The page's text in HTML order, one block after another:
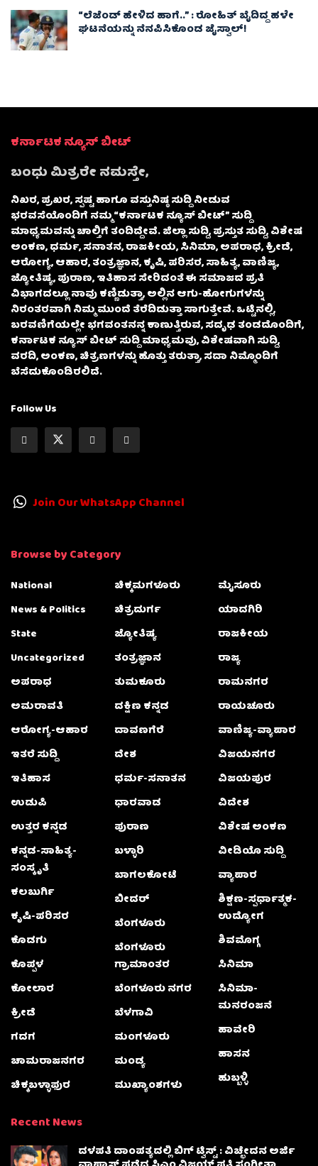
“ಲೆಜೆಂಡ್ ಹೇಳಿದ ಹಾಗೆ..” : ರೋಹಿತ್ ಬೈದಿದ್ದ ಹಳೇ
ಘಟನೆಯನ್ನು ನೆನಪಿಸಿಕೊಂಡ ಜೈಸ್ವಾಲ್!
ಕರ್ನಾಟಕ ನ್ಯೂಸ್ ಬೀಟ್
ಬಂಧು ಮಿತ್ರರೇ ನಮಸ್ತೇ,
ನಿಖರ, ಪ್ರಖರ, ಸ್ಪಷ್ಟ ಹಾಗೂ ವಸ್ತುನಿಷ್ಠ ಸುದ್ದಿ ನೀಡುವ
ಭರವಸೆಯೊಂದಿಗೆ ನಮ್ಮ “ಕರ್ನಾಟಕ ನ್ಯೂಸ್ ಬೀಟ್” ಸುದ್ದಿ
ಮಾಧ್ಯಮವನ್ನು ಚಾಲ್ತಿಗೆ ತಂದಿದ್ದೇವೆ. ಜಿಲ್ಲಾ ಸುದ್ದಿ, ಪ್ರಸ್ತುತ ಸುದ್ದಿ, ವಿಶೇಷ
ಅಂಕಣ, ಧರ್ಮ, ಸನಾತನ, ರಾಜಕೀಯ, ಸಿನಿಮಾ, ಅಪರಾಧ, ಕ್ರೀಡೆ,
ಆರೋಗ್ಯ, ಆಹಾರ, ತಂತ್ರಜ್ಞಾನ, ಕೃಷಿ, ಪರಿಸರ, ಸಾಹಿತ್ಯ, ವಾಣಿಜ್ಯ,
ಜ್ಯೋತಿಷ್ಯ, ಪುರಾಣ, ಇತಿಹಾಸ ಸೇರಿದಂತೆ ಈ ಸಮಾಜದ ಪ್ರತಿ
ವಿಭಾಗದಲ್ಲೂ ನಾವು ಕಣ್ಣಿಡುತ್ತಾ, ಅಲ್ಲಿನ ಆಗು-ಹೋಗುಗಳನ್ನು
ನಿರಂತರವಾಗಿ ನಿಮ್ಮ ಮುಂದೆ ತೆರೆದಿಡುತ್ತಾ ಸಾಗುತ್ತೇವೆ. ಒಟ್ಟಿನಲ್ಲಿ,
ಬರವಣಿಗೆಯಲ್ಲೇ ಭಗವಂತನನ್ನ ಕಾಣುತ್ತಿರುವ, ಸದೃಢ ತಂಡದೊಂದಿಗೆ,
ಕರ್ನಾಟಕ ನ್ಯೂಸ್ ಬೀಟ್ ಸುದ್ದಿ ಮಾಧ್ಯಮವು, ವಿಶೇಷವಾಗಿ ಸುದ್ದಿ,
ವರದಿ, ಅಂಕಣ, ಚಿತ್ರಣಗಳನ್ನು ಹೊತ್ತು ತರುತ್ತಾ, ಸದಾ ನಿಮ್ಮೊಂದಿಗೆ
ಬೆಸೆದುಕೊಂಡಿರಲಿದೆ.
Follow Us
Join Our WhatsApp Channel
Browse by Category
National
News & Politics
State
Uncategorized
ಅಪರಾಧ
ಅಮರಾವತಿ
ಆರೋಗ್ಯ-ಆಹಾರ
ಇತರೆ ಸುದ್ದಿ
ಇತಿಹಾಸ
ಉಡುಪಿ
ಉತ್ತರ ಕನ್ನಡ
ಕನ್ನಡ-ಸಾಹಿತ್ಯ-
ಸಂಸ್ಕೃತಿ
ಕಲಬುರ್ಗಿ
ಕೃಷಿ-ಪರಿಸರ
ಕೊಡಗು
ಕೊಪ್ಪಳ
ಕೋಲಾರ
ಕ್ರೀಡೆ
ಗದಗ
ಚಾಮರಾಜನಗರ
ಚಿಕ್ಕಬಳ್ಳಾಫುರ
ಚಿಕ್ಕಮಗಳೂರು
ಚಿತ್ರದುರ್ಗ
ಜ್ಯೋತಿಷ್ಯ
ತಂತ್ರಜ್ಞಾನ
ತುಮಕೂರು
ದಕ್ಷಿಣ ಕನ್ನಡ
ದಾವಣಗೆರೆ
ದೇಶ
ಧರ್ಮ-ಸನಾತನ
ಧಾರವಾಡ
ಪುರಾಣ
ಬಳ್ಳಾರಿ
ಬಾಗಲಕೋಟೆ
ಬೀದರ್
ಬೆಂಗಳೂರು
ಬೆಂಗಳೂರು
ಗ್ರಾಮಾಂತರ
ಬೆಂಗಳೂರು ನಗರ
ಬೆಳಗಾವಿ
ಮಂಗಳೂರು
ಮಂಡ್ಯ
ಮುಖ್ಯಾಂಶಗಳು
ಮೈಸೂರು
ಯಾದಗಿರಿ
ರಾಜಕೀಯ
ರಾಜ್ಯ
ರಾಮನಗರ
ರಾಯಚೂರು
ವಾಣಿಜ್ಯ-ವ್ಯಾಪಾರ
ವಿಜಯನಗರ
ವಿಜಯಪುರ
ವಿದೇಶ
ವಿಶೇಷ ಅಂಕಣ
ವೀಡಿಯೊ ಸುದ್ದಿ
ವ್ಯಾಪಾರ
ಶಿಕ್ಷಣ-ಸ್ಪರ್ಧಾತ್ಮಕ-
ಉದ್ಯೋಗ
ಶಿವಮೊಗ್ಗ
ಸಿನಿಮಾ
ಸಿನಿಮಾ-
ಮನರಂಜನೆ
ಹಾವೇರಿ
ಹಾಸನ
ಹುಬ್ಬಳ್ಳಿ
Recent News
ದಳಪತಿ ದಾಂಪತ್ಯದಲ್ಲಿ ಬಿಗ್ ಟ್ವಿಸ್ಟ್ : ವಿಚ್ಛೇದನ ಅರ್ಜಿ